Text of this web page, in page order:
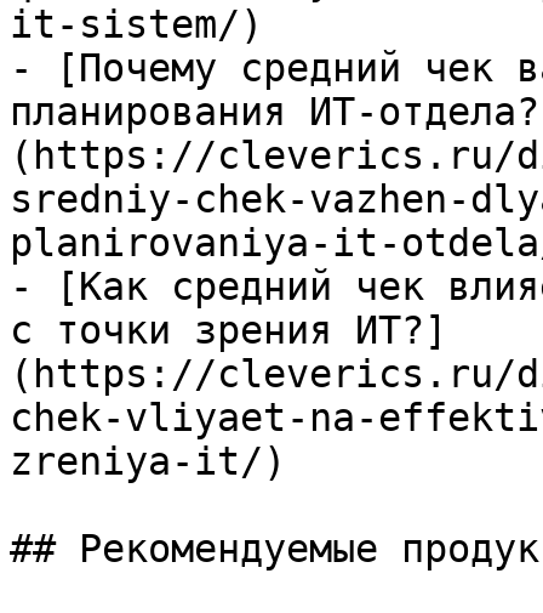
it-sistem/)
- [Почему средний чек
планирования ИТ-
(https://cleverics.ru/
sredniy-chek-vazhen-
planirovaniya-it-
- [Как средний чек
с точки зрения ИТ?]
(https://cleverics.ru/
chek-vliyaet-na-
zreniya-it/)
## Рекомендуемые